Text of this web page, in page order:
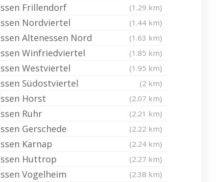
Frillendorf (1.29 km)
Nordviertel (1.44 km)
Altenessen Nord (1.63 km)
Winfriedviertel (1.85 km)
Westviertel (1.95 km)
Südostviertel (2 km)
Horst (2.07 km)
Ruhr (2.21 km)
Gerschede (2.22 km)
Karnap (2.24 km)
Huttrop (2.27 km)
Vogelheim (2.38 km)